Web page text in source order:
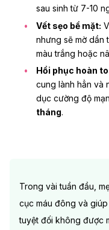
sau sinh từ 7-10
Vết sẹo bề mặt:
nhưng sẽ mờ dần
màu trắng hoặc
Hồi phục hoàn
cung lành hẳn và
dục cường độ
tháng.
Trong vài tuần đầu,
cục máu đông và
tuyệt đối không được